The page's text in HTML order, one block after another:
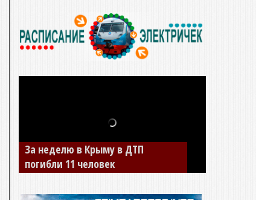
За неделю в Крыму в ДТП
погибли 11 человек